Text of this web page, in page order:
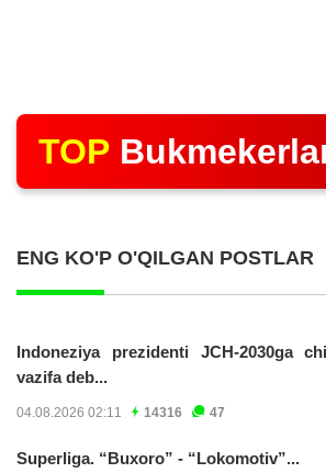
TOP
ENG KO'P O'QILGAN POSTLAR
Indoneziya prezidenti JCH-2030ga
vazifa deb...
04.08.2026 02:11 14316 47
Superliga. “Buxoro” - “Lokomotiv”...